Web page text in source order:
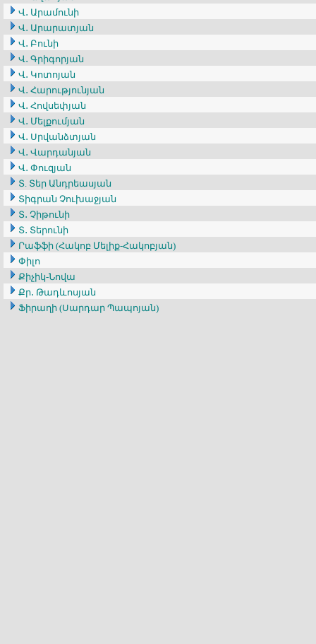
Վ․ Արամունի
Վ․ Արարատյան
Վ․ Բունի
Վ․ Գրիգորյան
Վ․ Կոտոյան
Վ․ Հարությունյան
Վ․ Հովսեփյան
Վ․ Մելքումյան
Վ․ Սրվանձտյան
Վ․ Վարդանյան
Վ․ Փուզյան
Տ. Տեր Անդրեասյան
Տիգրան Չուխաջյան
Տ․ Չիթունի
Տ․ Տերունի
Րաֆֆի (Հակոբ Մելիք-Հակոբյան)
Փիլո
Քիչիկ-Նովա
Քր․ Թադևոսյան
Ֆիրաղի (Սարդար Պապոյան)